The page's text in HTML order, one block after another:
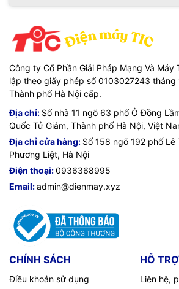
Công ty Cổ Phần Giải Pháp Mạng Và
lập theo giấy phép số 0103027243 tháng
Thành phố Hà Nội cấp.
Địa chỉ: Số nhà 11 ngõ 63 phố Ô Đồng
Quốc Tử Giám, Thành phố Hà Nội, Việt
Địa chỉ cửa hàng: Số 158 ngõ 192 phố Lê
Phương Liệt, Hà Nội
Điện thoại:0936368995
Email:admin@dienmay.xyz
CHÍNH SÁCH
Điều khoản sử dụng
HỖ TRỢ
Liên hệ,